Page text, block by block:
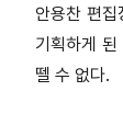
안용찬 편
기획하게
뗄 수 없다.